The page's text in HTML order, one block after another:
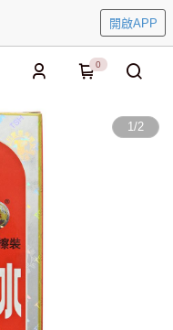
開啟APP
0
1/2